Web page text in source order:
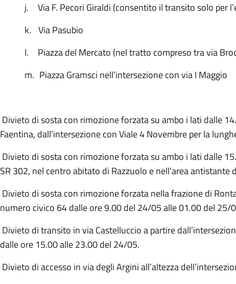
j.
Via F. Pecori Giraldi (consentito il transito solo per
k. Via Pasubio
l.
Piazza del Mercato (nel tratto compreso tra via
m. Piazza Gramsci nell’intersezione con via I Maggio
Divieto di sosta con rimozione forzata su ambo i lati dalle
Faentina, dall’intersezione con Viale 4 Novembre per la
Divieto di sosta con rimozione forzata su ambo i lati dalle
SR 302, nel centro abitato di Razzuolo e nell’area antistante
Divieto di sosta con rimozione forzata nella frazione di
numero civico 64 dalle ore 9.00 del 24/05 alle 01.00 del 25/
Divieto di transito in via Castelluccio a partire
dalle ore 15.00 alle 23.00 del 24/05.
Divieto di accesso in via degli Argini all’altezza